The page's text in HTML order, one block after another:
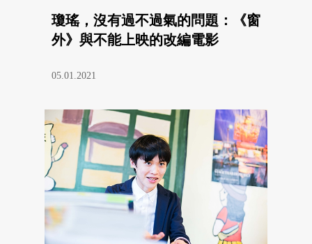
瓊瑤，沒有過不過氣的問題：《窗
外》與不能上映的改編電影
05.01.2021